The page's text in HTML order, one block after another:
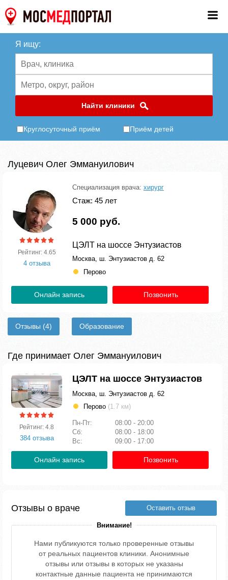
Я ищу:
Найти клиники
Круглосуточный приём Приём детей
Луцевич Олег Эммануилович
Рейтинг: 4.65
4 отзыва
Специализация врача: хирург
Стаж: 45 лет
5 000 руб.
ЦЭЛТ на шоссе Энтузиастов
Москва, ш. Энтузиастов д. 62
Перово
Онлайн запись Позвонить
Отзывы (4) Образование
Где принимает Олег Эммануилович
Рейтинг: 4.8
384 отзыва
ЦЭЛТ на шоссе Энтузиастов
Москва, ш. Энтузиастов д. 62
Перово (1.7 км)
Пн-Пт:
08:00 - 20:00
Сб:
08:00 - 18:00
Вс:
09:00 - 17:00
Онлайн запись Позвонить
Отзывы о враче Оставить отзыв
Внимание!
Нами публикуются только проверенные отзывы
от реальных пациентов клиники. Анонимные
отзывы или отзывы в которых не указаны
контактные данные пациента не принимаются